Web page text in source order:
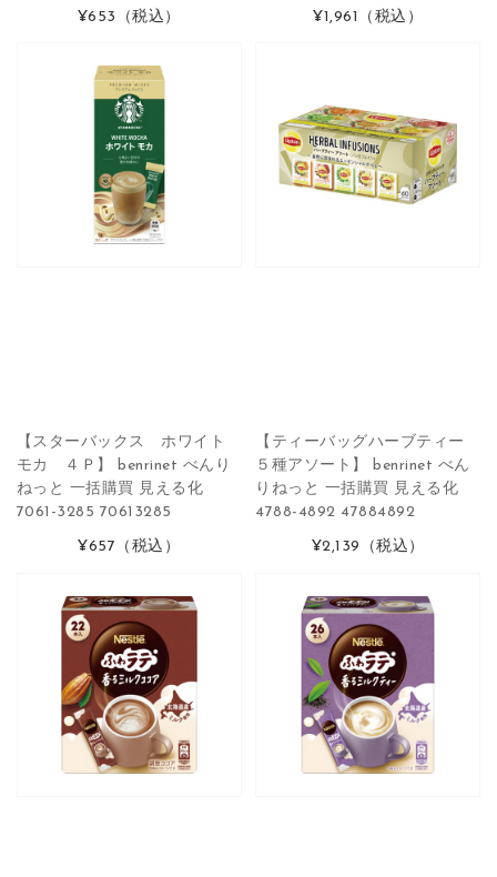
¥653 （税込） ¥1,961 （税込）
【スターバックス ホワイト
モカ ４Ｐ】 benrinet べんり
ねっと 一括購買 見える化
7061-3285 70613285
¥657 （税込）
【ティーバッグハーブティー
５種アソート】 benrinet べん
りねっと 一括購買 見える化
4788-4892 47884892
¥2,139 （税込）